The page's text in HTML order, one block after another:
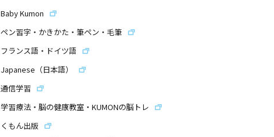
Baby Kumon
ペン習字・かきかた・筆ペン・毛筆
フランス語・ドイツ語
Japanese（日本語）
通信学習
学習療法・脳の健康教室・KUMONの脳トレ
くもん出版